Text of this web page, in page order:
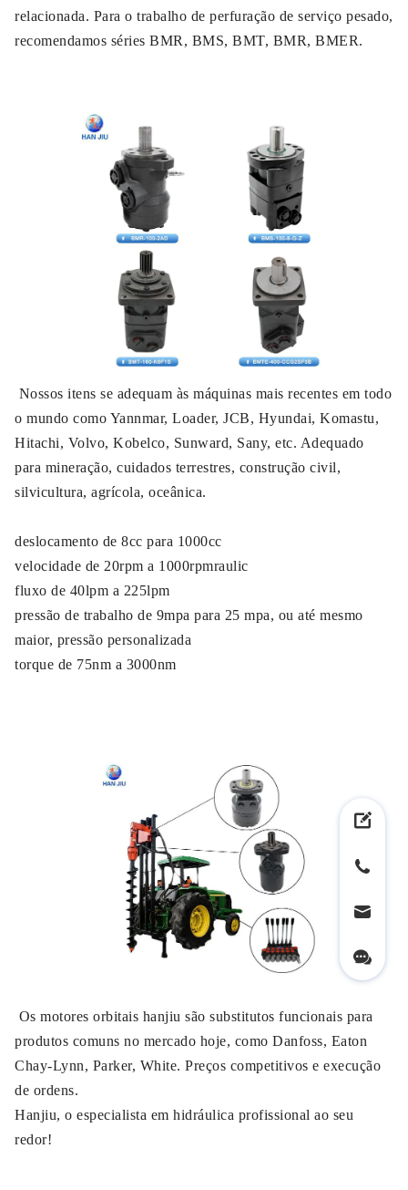
relacionada. Para o trabalho de perfuração de serviço pesado,
recomendamos séries BMR, BMS, BMT, BMR, BMER.
Nossos itens se adequam às máquinas mais recentes em todo
o mundo como Yannmar, Loader, JCB, Hyundai, Komastu,
Hitachi, Volvo, Kobelco, Sunward, Sany, etc. Adequado
para mineração, cuidados terrestres, construção civil,
silvicultura, agrícola, oceânica.
deslocamento de 8cc para 1000cc
velocidade de 20rpm a 1000rpmraulic
fluxo de 40lpm a 225lpm
pressão de trabalho de 9mpa para 25 mpa, ou até mesmo
maior, pressão personalizada
torque de 75nm a 3000nm
Os motores orbitais hanjiu são substitutos funcionais para
produtos comuns no mercado hoje, como Danfoss, Eaton
Chay-Lynn, Parker, White. Preços competitivos e execução
de ordens.
Hanjiu, o especialista em hidráulica profissional ao seu
redor!